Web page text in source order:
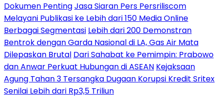
Dokumen PentingJasa Siaran Pers Persriliscom
Melayani Publikasi ke Lebih dari 150 Media Online
Berbagai Segmentasi Lebih dari 200 Demonstran
Bentrok dengan Garda Nasional di LA, Gas Air Mata
Dilepaskan Brutal Dari Sahabat ke Pemimpin: Prabowo
dan Anwar Perkuat Hubungan di ASEAN Kejaksaan
Agung Tahan 3 Tersangka Dugaan Korupsi Kredit Sritex
Senilai Lebih dari Rp3,5 Triliun